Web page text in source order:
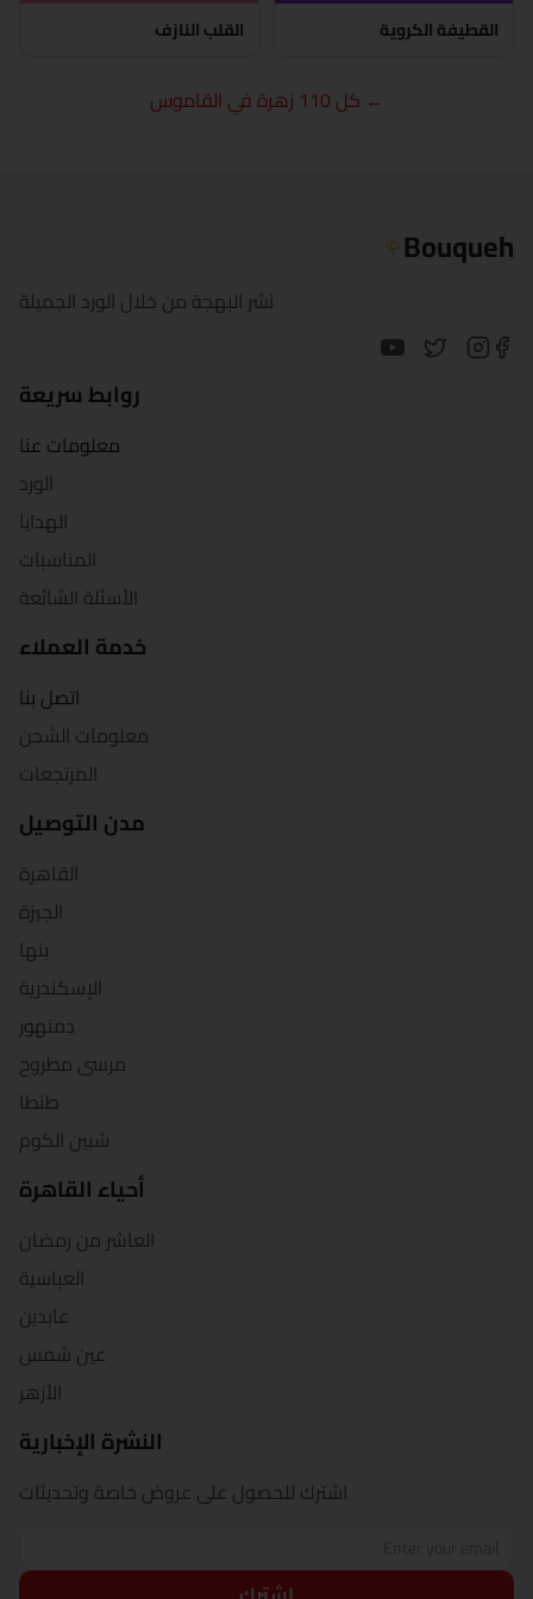
القطيفة الكروية القلب النازف
← كل 110 زهرة في القاموس
Bouqueh
🌹
نشر البهجة من خلال الورد الجميلة
روابط سريعة
معلومات عنا
الورد
الهدايا
المناسبات
الأسئلة الشائعة
خدمة العملاء
اتصل بنا
معلومات الشحن
المرتجعات
مدن التوصيل
القاهرة
الجيزة
بنها
الإسكندرية
دمنهور
مرسى مطروح
طنطا
شبين الكوم
أحياء القاهرة
العاشر من رمضان
العباسية
عابدين
عين شمس
الأزهر
النشرة الإخبارية
اشترك للحصول على عروض خاصة وتحديثات
الخارجة
المنصورة